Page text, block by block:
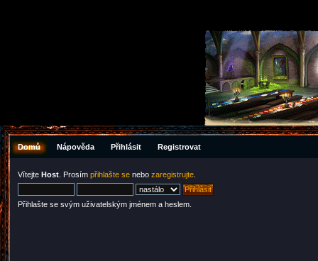
Domů Nápověda Přihlásit Registrovat
Vítejte Host . Prosím přihlašte se nebo zaregistrujte
Přihlašte se svým uživatelským jménem a heslem.